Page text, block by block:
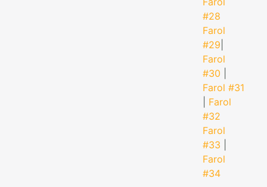
#28
Farol
#29
Farol
#30
Farol #31
Farol
#32
Farol
#33
Farol
#34